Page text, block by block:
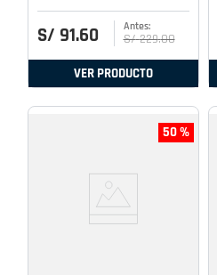
S/ 91.60 S/ 229.00
VER PRODUCTO
50 %